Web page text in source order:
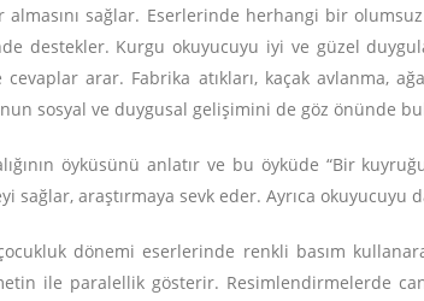
sağlar. Eserlerinde herhangi bir
destekler. Kurgu okuyucuyu iyi ve güzel
arar. Fabrika atıkları, kaçak avlanma,
sosyal ve duygusal gelişimini de göz önünde
öyküsünü anlatır ve bu öyküde “Bir
araştırmaya sevk eder. Ayrıca okuyucuyu
dönemi eserlerinde renkli basım
ile paralellik gösterir. Resimlendirmelerde